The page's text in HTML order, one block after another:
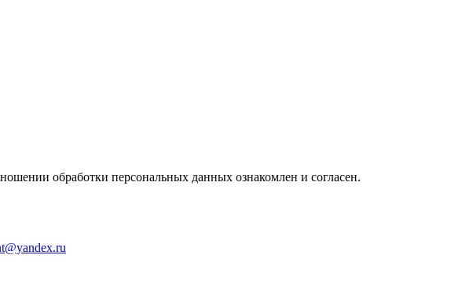
обработки персональных данных ознакомлен и согласен.